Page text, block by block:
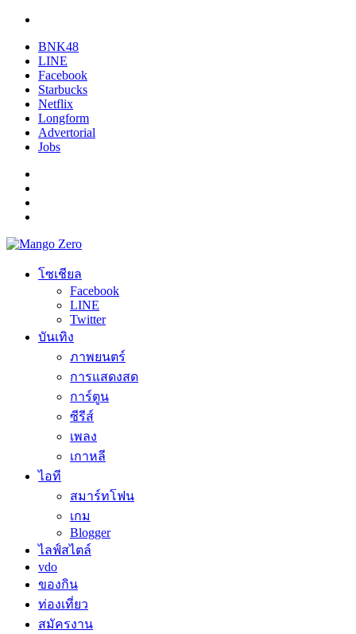
BNK48
LINE
Facebook
Starbucks
Netflix
Longform
Advertorial
Jobs
โซเชียล
Facebook
LINE
Twitter
บันเทิง
ภาพยนตร์
การแสดงสด
การ์ตูน
ซีรีส์
เพลง
เกาหลี
ไอที
สมาร์ทโฟน
เกม
Blogger
ไลฟ์สไตล์
vdo
ของกิน
ท่องเที่ยว
สมัครงาน